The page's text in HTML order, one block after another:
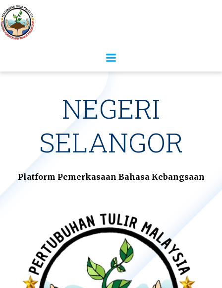
NEGERI
SELANGOR
Platform Pemerkasaan Bahasa Kebangsaan